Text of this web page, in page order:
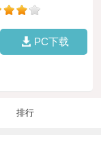
PC下载
排行